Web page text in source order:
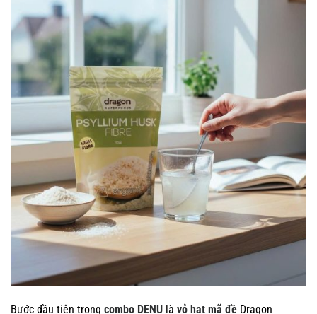
Bước đầu tiên trong combo DENU là vỏ hạt mã đề Dragon